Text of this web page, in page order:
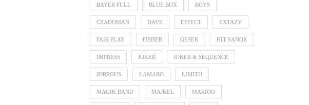
BAYER FULL BLUE BOX BOYS
CZADOMAN DAVE EFFECT EXTAZY
FAIR PLAY FISHER GESEK HIT SANOK
IMPRESS JOKER JOKER & SEQUENCE
JORRGUS LAMARO LIMITH
MAGIK BAND MAJKEL MARIOO